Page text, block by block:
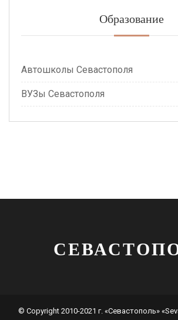
Образование
Автошколы Севастополя
ВУЗы Севастополя
© Copyright 2010-2021 г. «Севастополь»